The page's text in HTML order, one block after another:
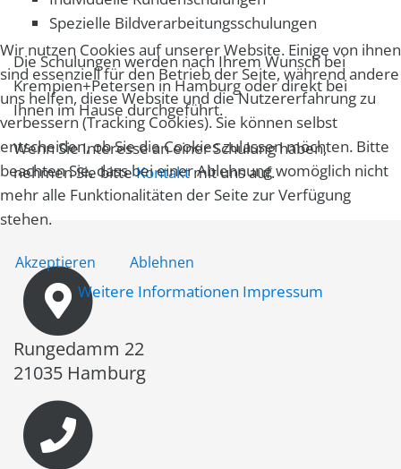
Spezielle Bildverarbeitungsschulungen
Die Schulungen werden nach Ihrem Wunsch bei
Krempien+Petersen in Hamburg oder direkt bei
Ihnen im Hause durchgeführt.
Wenn Sie Interesse an einer Schulung haben,
nehmen Sie bitteKontaktmit uns auf.
Rungedamm 22
21035 Hamburg
Wir nutzen Cookies auf unserer Website. Einige von ihnen
sind essenziell für den Betrieb der Seite, während andere
uns helfen, diese Website und die Nutzererfahrung zu
verbessern (Tracking Cookies). Sie können selbst
entscheiden, ob Sie die Cookies zulassen möchten. Bitte
beachten Sie, dass bei einer Ablehnung womöglich nicht
mehr alle Funktionalitäten der Seite zur Verfügung
stehen.
Akzeptieren Ablehnen
Weitere Informationen Impressum